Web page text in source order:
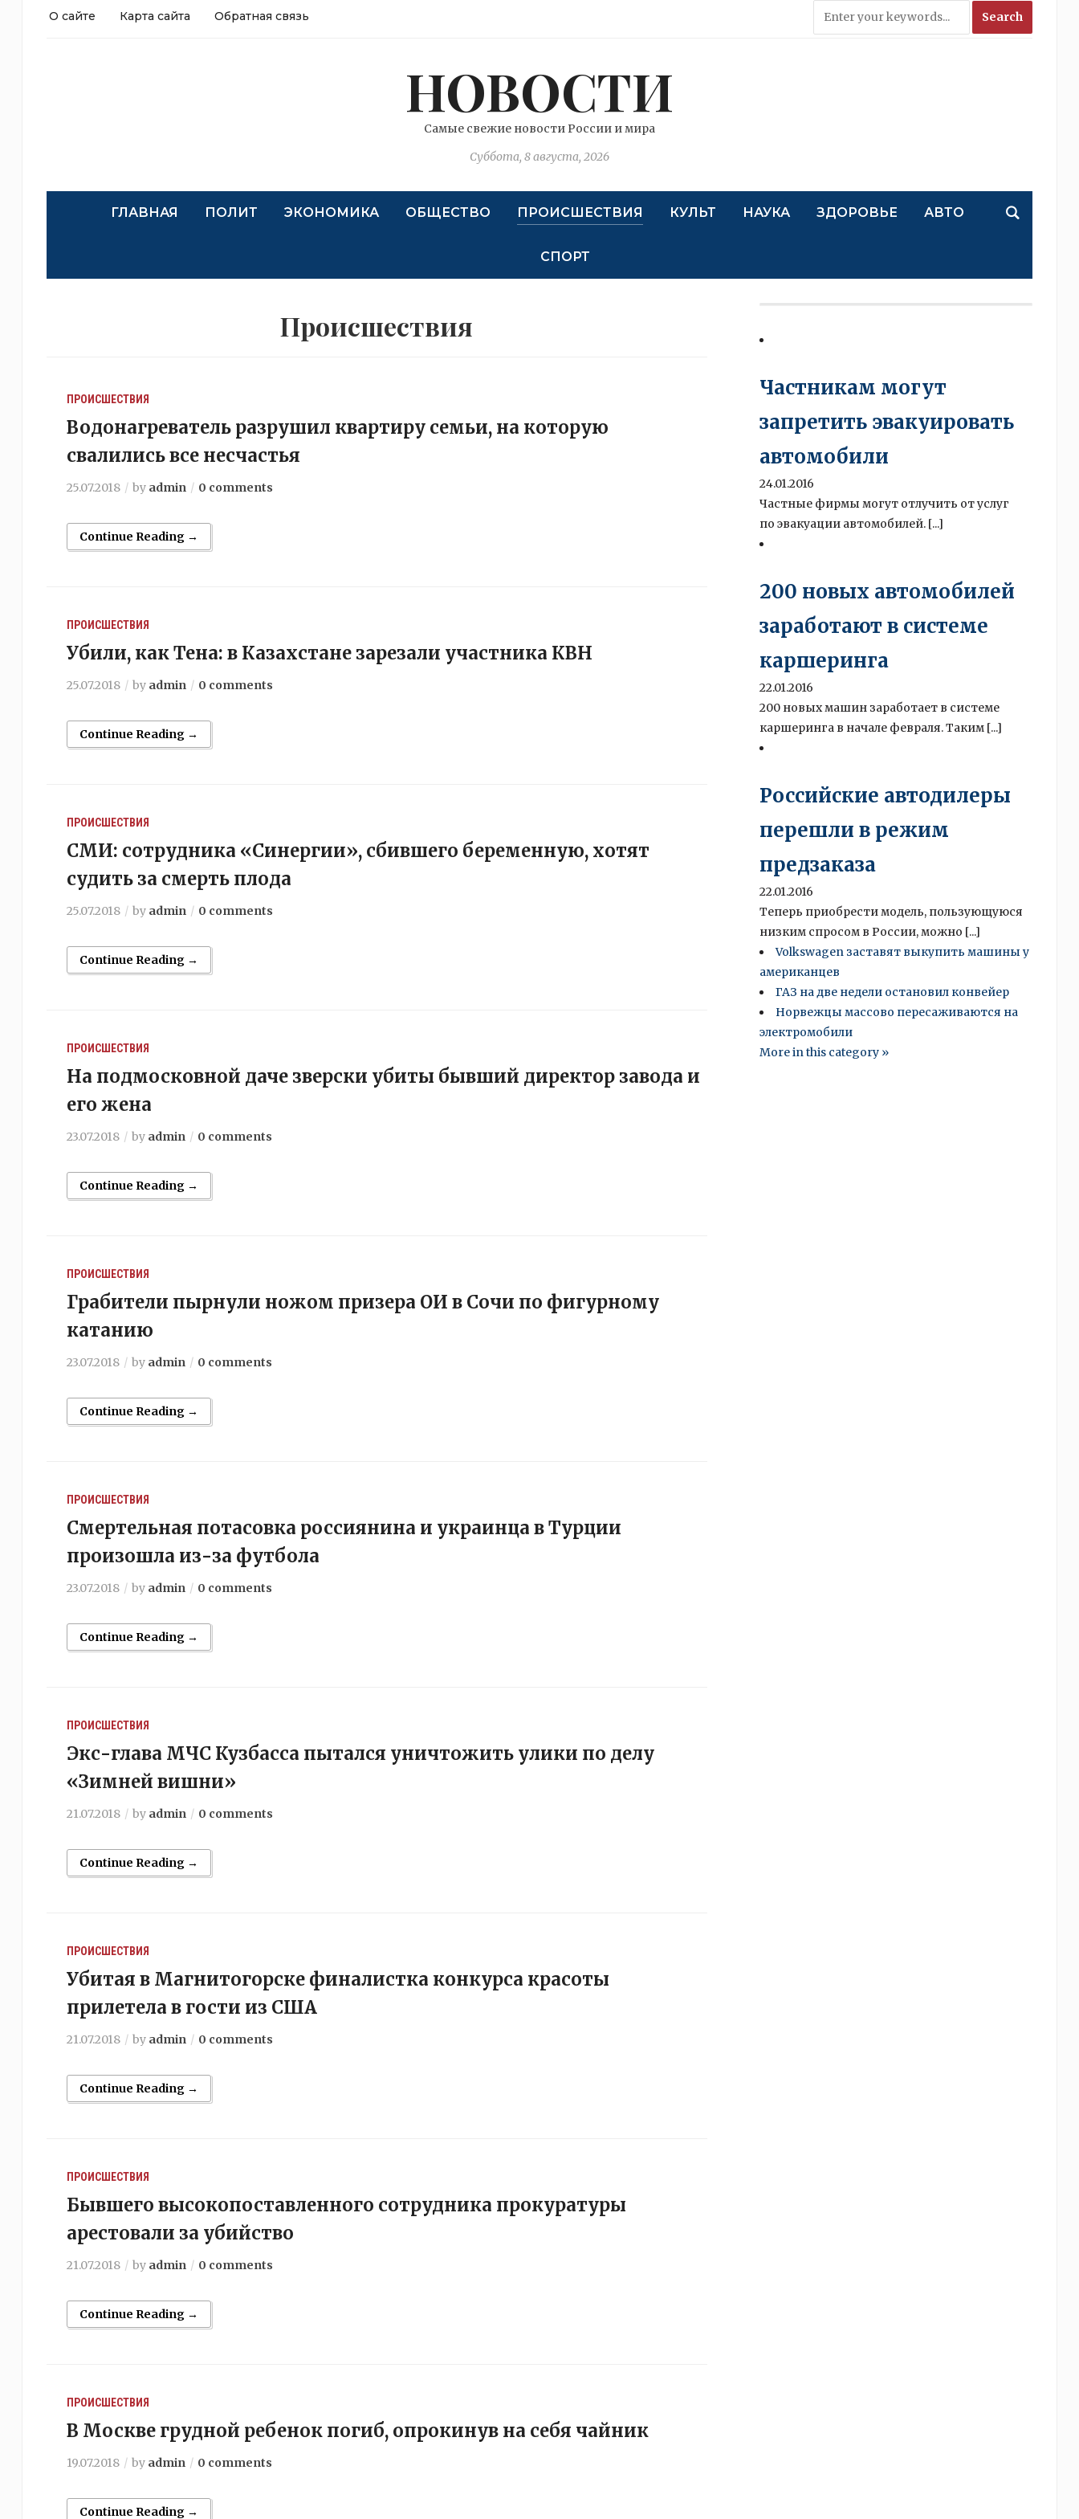
О сайте Карта сайта Обратная связь
НОВОСТИ
Самые свежие новости России и мира
Суббота, 8 августа, 2026
ГЛАВНАЯ ПОЛИТ ЭКОНОМИКА ОБЩЕСТВО ПРОИСШЕСТВИЯ КУЛЬТ НАУКА ЗДОРОВЬЕ АВТО
СПОРТ
Происшествия
ПРОИСШЕСТВИЯ
Водонагреватель разрушил квартиру семьи, на которую
свалились все несчастья
25.07.2018 by admin 0 comments
Continue Reading →
ПРОИСШЕСТВИЯ
Убили, как Тена: в Казахстане зарезали участника КВН
25.07.2018 by admin 0 comments
Continue Reading →
ПРОИСШЕСТВИЯ
СМИ: сотрудника «Синергии», сбившего беременную, хотят
судить за смерть плода
25.07.2018 by admin 0 comments
Continue Reading →
ПРОИСШЕСТВИЯ
На подмосковной даче зверски убиты бывший директор завода и
его жена
23.07.2018 by admin 0 comments
Continue Reading →
ПРОИСШЕСТВИЯ
Грабители пырнули ножом призера ОИ в Сочи по фигурному
катанию
23.07.2018 by admin 0 comments
Continue Reading →
ПРОИСШЕСТВИЯ
Смертельная потасовка россиянина и украинца в Турции
произошла из-за футбола
23.07.2018 by admin 0 comments
Continue Reading →
ПРОИСШЕСТВИЯ
Экс-глава МЧС Кузбасса пытался уничтожить улики по делу
«Зимней вишни»
21.07.2018 by admin 0 comments
Continue Reading →
ПРОИСШЕСТВИЯ
Убитая в Магнитогорске финалистка конкурса красоты
прилетела в гости из США
21.07.2018 by admin 0 comments
Continue Reading →
ПРОИСШЕСТВИЯ
Бывшего высокопоставленного сотрудника прокуратуры
арестовали за убийство
21.07.2018 by admin 0 comments
Continue Reading →
ПРОИСШЕСТВИЯ
В Москве грудной ребенок погиб, опрокинув на себя чайник
19.07.2018 by admin 0 comments
Continue Reading →
Частникам могут
запретить эвакуировать
автомобили
24.01.2016
Частные фирмы могут отлучить от услуг
по эвакуации автомобилей. [...]
200 новых автомобилей
заработают в системе
каршеринга
22.01.2016
200 новых машин заработает в системе
каршеринга в начале февраля. Таким [...]
Российские автодилеры
перешли в режим
предзаказа
22.01.2016
Теперь приобрести модель, пользующуюся
низким спросом в России, можно [...]
Volkswagen заставят выкупить машины у
американцев
ГАЗ на две недели остановил конвейер
Норвежцы массово пересаживаются на
электромобили
More in this category »